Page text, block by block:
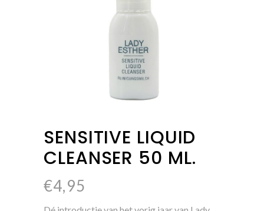
SENSITIVE LIQUID
CLEANSER 50 ML.
€4,95